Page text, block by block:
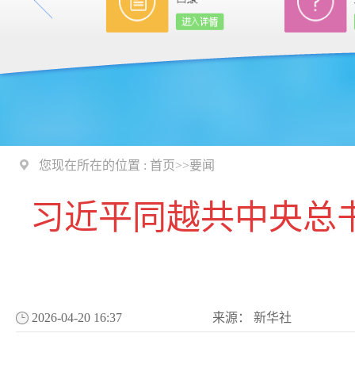
您现在所在的位置 : 首页>>要闻
习近平同越共中央总
2026-04-20 16:37 来源： 新华社